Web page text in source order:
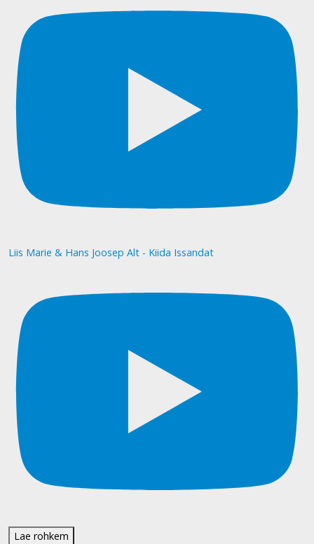
Liis Marie & Hans Joosep Alt - Kiida Issandat
Lae rohkem